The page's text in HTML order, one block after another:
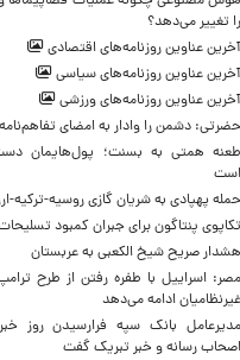
را تغییر می‌دهد؟
آخرین عناوین روزنامه‌های اقتصادی
آخرین عناوین روزنامه‌های سیاسی
آخرین عناوین روزنامه‌های ورزشی
حضرتی: دشمن را وادار به امضای
طعنه همتی به بسنت؛ پول‌هایمان
است
حمله پهپادی به شریان گازی روسیه-ترکیه-
تکاپوی پنتاگون برای جبران کمبود
هشدار صریح شیخ الکعبی به عربستان
مصر: اسراییل با طفره رفتن از طرح
غیرنظامیان ادامه می‌دهد
مدیرعامل بانک سپه فرارسیدن روز
اصحاب رسانه و خبر تبریک گفت